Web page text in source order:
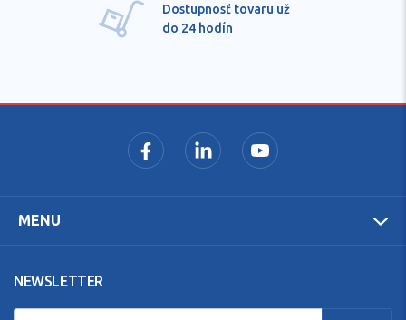
Dostupnosť tovaru už
do 24 hodín
MENU
NEWSLETTER